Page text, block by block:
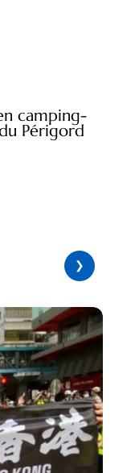
camping-
Périgord